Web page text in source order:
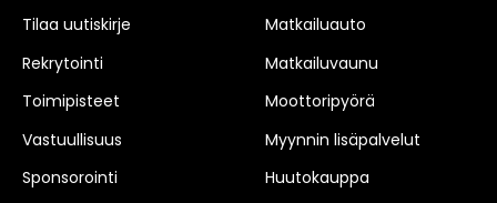
Tilaa uutiskirje
Rekrytointi
Toimipisteet
Vastuullisuus
Sponsorointi
Matkailuauto
Matkailuvaunu
Moottoripyörä
Myynnin lisäpalvelut
Huutokauppa